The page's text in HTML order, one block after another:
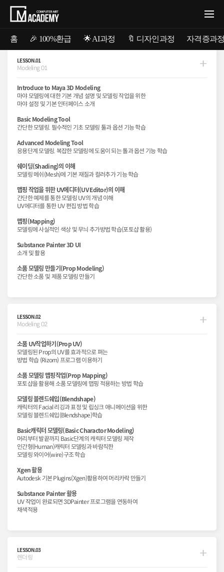
홈 🎉 100%환급 🌟 AI과정 🔖 디자인과정 자격증과
마야 모델링의 원리이해!!
불필요한 내용은 제거하여,
더 쉽고 더 빠르게
100% 실무 모델링을 경험!
마야(모델링) 과정소개@3D MAYA
마야 모델링의 원리이해!!
불필요한 내용은 제거하여,
더 쉽고 더 빠르게
100% 실무 모델링을 경험!
가상공간에 작은 사물 모델링을 통한 원리이해 및
이와 함께 각 유저별 특성에 맞는 최적의 시스템 환경 구성능력과,
별도의 프로그램을 통해 모델링에 추가적으로 활용할 수 있는
스킬을 향상하는 수업입니다.
마야(모델링) 과정소개@3D MAYA
마야 모델링의 원리이해!!
불필요한 내용은 제거하여,
더 쉽고 더 빠르게
100% 실무 모델링을 경험!
가상공간에 작은 사물 모델링을 통한 원리이해 및
이와 함께 각 유저별 특성에 맞는 최적의 시스템 환경 구성능력과,
별도의 프로그램을 통해 모델링에 추가적으로 활용할 수 있는
스킬을 향상하는 수업입니다.
LESSON.01
Modeling 01
Introduce to Maya 3D Modeling
마야 모델링에 대한 기본 개념 설명 및 모델링 작업을 위한
마야 설정 및 기본 인터페이스 소개
Basic Modeling Tool
간단한 모델링. 필수적인 기초 모델링 툴과 옵션 기능 학습
Advanced Modeling Tool
응용단계 모델링. 복잡한 모델링에 도움이 되는 톨과 옵션 기능 학습
쉐이딩(Shading)의 이해
모델링 메쉬(Mesh)에 기본 재질과 컬러추가 기능 학습
맵핑 작업을 위한 UV에디터(UV Editor)의 이해
간단한 예제를 통한 모델링 UV의 개념 이해
UV에디터를 통한 UV 편집 방법 학습
맵핑(Mapping)
모델링에 사실적인 색상 및 무늬 추가방법 학습(포토샵 활용)
Substance Painter 3D UI
소개 및 활용
소품 모델링 만들기(Prop Modeling)
간단한 소품 및 제품 모델링 만들기
LESSON.02
Modeling 02
소품 UV작업하기(Prop UV)
모델링된 Prop의 UV를 효과적으로 펴는
방법 학습 (Rizom) 프로그램 이용하기
소품 모델링 맵핑작업(Prop Mapping)
포토샵을 활용해 소품 모델링에 맵핑 적용하는 방법 학습
모델링 블렌드쉐입(Blendshape)
캐릭터의 Facial 리깅과 표정 및 립싱크 애니메이션을 위한
모델링 블렌드쉐입(Blendshape)학습
Basic캐릭터 모델링(Basic Charactor Modeling)
머리부터 발끝까지 Basic단계의 캐릭터 모델링 제작
인간형(Human)캐릭터 모델링과 바람직한
모델링 와이어(wire)구조 학습
Xgen 활용
Autodesk 기본 Plugins(Xgen)활용하여 머리카락 만들기
Substance Painter 활용
UV 작업이 완료되면 3DPainter 프로그램을 연동하여
채색적용
LESSON.03
렌더링